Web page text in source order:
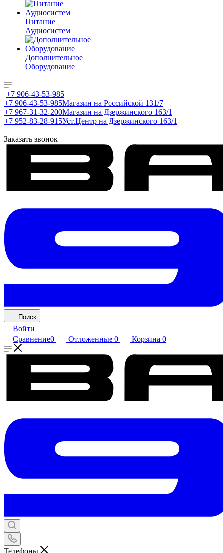
Питание
Аудиосистем
Дополнительное
Оборудование
+7 906-43-53-985
+7 906-43-53-985Магазин на Российской 131/7
+7 967-31-32-200Магазин на Дзержинского 163/1
+7 952-83-28-915Уст.Центр на Дзержинского 163/1
Заказать звонок
Поиск
Войти
Сравнение0 Отложенные 0 Корзина 0
Телефоны